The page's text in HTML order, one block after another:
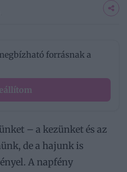
forrásnak a
– a kezünket és az
de a hajunk is
A napfény